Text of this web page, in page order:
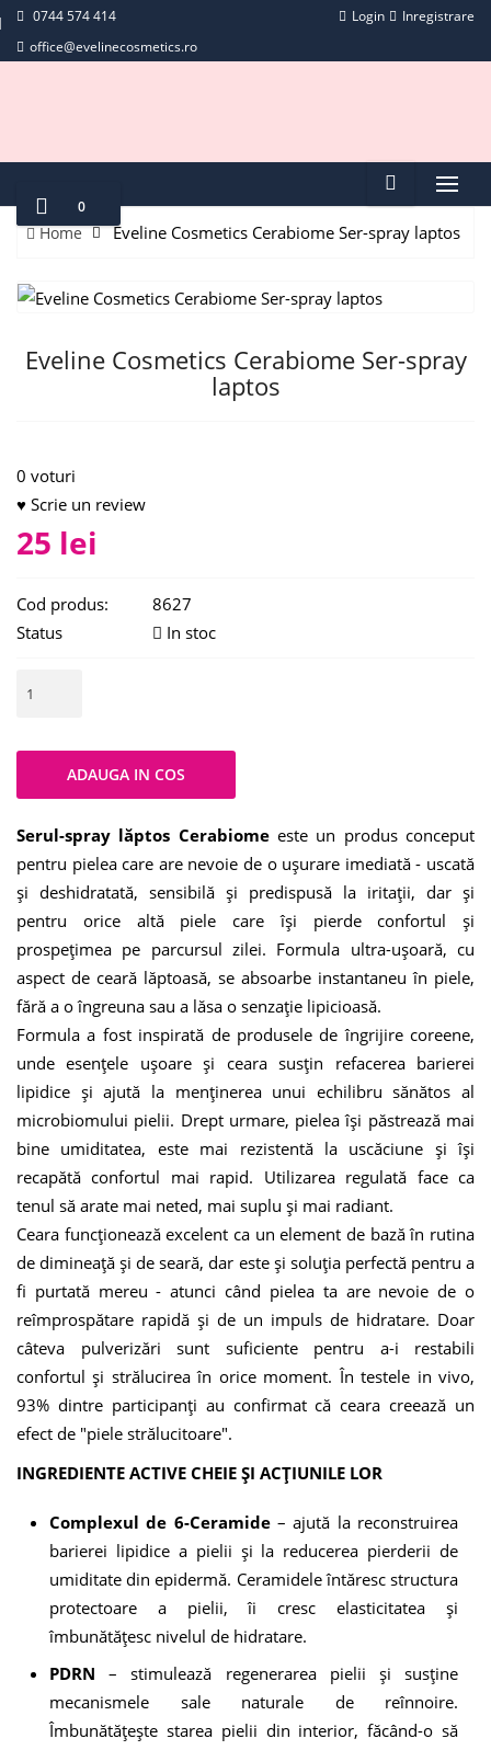
0744 574 414
office@evelinecosmetics.ro
Login Inregistrare
0
Home Eveline Cosmetics Cerabiome Ser-spray laptos
Eveline Cosmetics Cerabiome Ser-spray
laptos
0 voturi
♥ Scrie un review
25 lei
Cod produs:
8627
Status
In stoc
Serul-spray lăptos Cerabiomeeste un produs conceput
pentru pielea care are nevoie de o ușurare imediată - uscată
și deshidratată, sensibilă și predispusă la iritații, dar și
pentru orice altă piele care își pierde confortul și
prospețimea pe parcursul zilei. Formula ultra-ușoară, cu
aspect de ceară lăptoasă, se absoarbe instantaneu în piele,
fără a o îngreuna sau a lăsa o senzație lipicioasă.
Formula a fost inspirată de produsele de îngrijire coreene,
unde esențele ușoare și ceara susțin refacerea barierei
lipidice și ajută la menținerea unui echilibru sănătos al
microbiomului pielii. Drept urmare, pielea își păstrează mai
bine umiditatea, este mai rezistentă la uscăciune și își
recapătă confortul mai rapid. Utilizarea regulată face ca
tenul să arate mai neted, mai suplu și mai radiant.
Ceara funcționează excelent ca un element de bază în rutina
de dimineață și de seară, dar este și soluția perfectă pentru a
fi purtată mereu - atunci când pielea ta are nevoie de o
reîmprospătare rapidă și de un impuls de hidratare. Doar
câteva pulverizări sunt suficiente pentru a-i restabili
confortul și strălucirea în orice moment. În testele in vivo,
93% dintre participanți au confirmat că ceara creează un
efect de "piele strălucitoare".
INGREDIENTE ACTIVE CHEIE ȘI ACȚIUNILE LOR
Complexul de 6-Ceramide– ajută la reconstruirea
barierei lipidice a pielii și la reducerea pierderii de
umiditate din epidermă. Ceramidele întăresc structura
protectoare a pielii, îi cresc elasticitatea și
îmbunătățesc nivelul de hidratare.
PDRN – stimulează regenerarea pielii și susține
mecanismele sale naturale de reînnoire.
Îmbunătățește starea pielii din interior, făcând-o să